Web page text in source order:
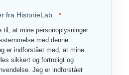
fra HistorieLab
til, at mine personoplysninger
med denne
er indforstået med, at mine
sikkert og fortroligt og
Jeg er indforstået